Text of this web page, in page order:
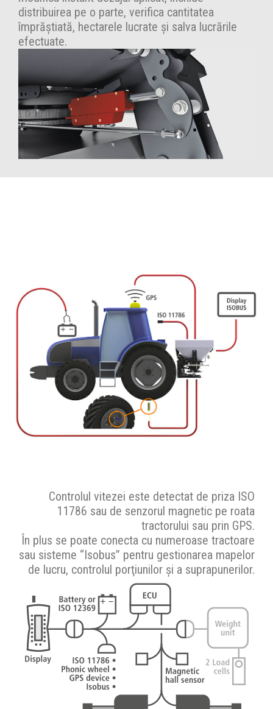
distribuirea pe o parte, verifica cantitatea
împrăștiată, hectarele lucrate și salva lucrările
efectuate.
Controlul vitezei este detectat de priza ISO
11786 sau de senzorul magnetic pe roata
tractorului sau prin GPS.
În plus se poate conecta cu numeroase tractoare
sau sisteme “Isobus” pentru gestionarea mapelor
de lucru, controlul porţiunilor şi a suprapunerilor.